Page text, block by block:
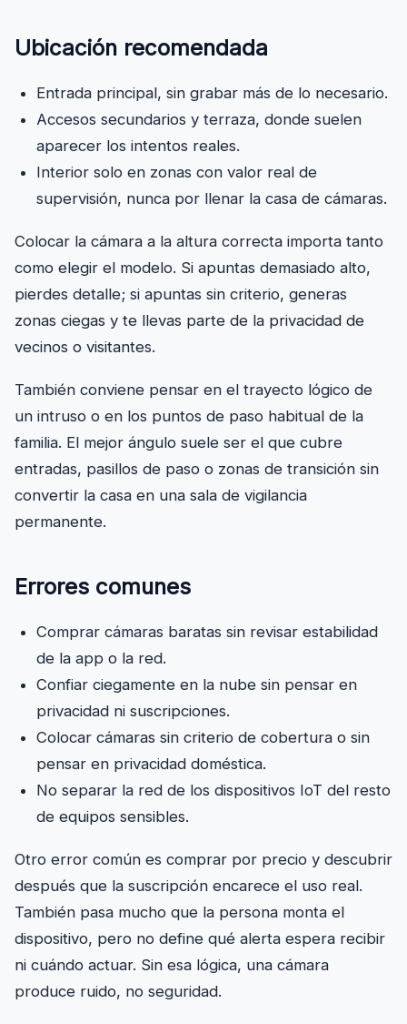
Ubicación recomendada
Entrada principal, sin grabar más de lo necesario.
Accesos secundarios y terraza, donde suelen
aparecer los intentos reales.
Interior solo en zonas con valor real de
supervisión, nunca por llenar la casa de cámaras.
Colocar la cámara a la altura correcta importa tanto
como elegir el modelo. Si apuntas demasiado alto,
pierdes detalle; si apuntas sin criterio, generas
zonas ciegas y te llevas parte de la privacidad de
vecinos o visitantes.
También conviene pensar en el trayecto lógico de
un intruso o en los puntos de paso habitual de la
familia. El mejor ángulo suele ser el que cubre
entradas, pasillos de paso o zonas de transición sin
convertir la casa en una sala de vigilancia
permanente.
Errores comunes
Comprar cámaras baratas sin revisar estabilidad
de la app o la red.
Confiar ciegamente en la nube sin pensar en
privacidad ni suscripciones.
Colocar cámaras sin criterio de cobertura o sin
pensar en privacidad doméstica.
No separar la red de los dispositivos IoT del resto
de equipos sensibles.
Otro error común es comprar por precio y descubrir
después que la suscripción encarece el uso real.
También pasa mucho que la persona monta el
dispositivo, pero no define qué alerta espera recibir
ni cuándo actuar. Sin esa lógica, una cámara
produce ruido, no seguridad.